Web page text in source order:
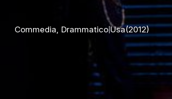
Commedia, Drammatico|Usa(2012)